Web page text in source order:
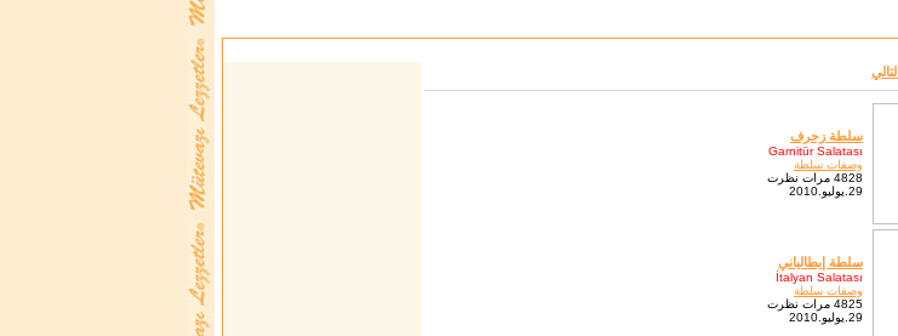
التالي
سلطة زحرف
Garnitür Salatası
وصفات سلطة
4828 مرات نظرت
29.يوليو.2010
سلطة إيطالياني
İtalyan Salatası
وصفات سلطة
4825 مرات نظرت
29.يوليو.2010